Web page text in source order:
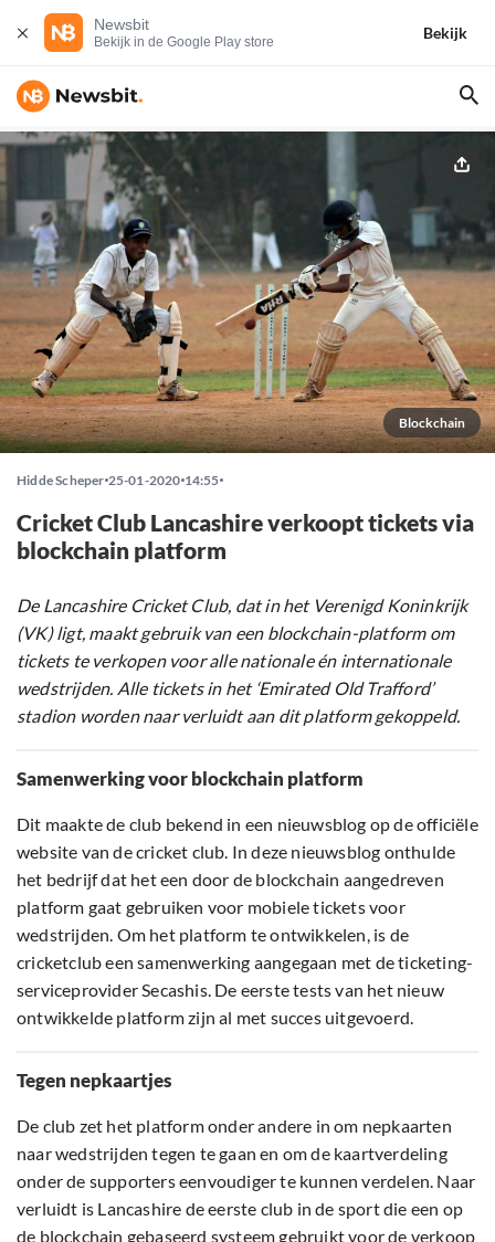
Newsbit
Bekijk in de Google Play store
Bekijk
Blockchain
Hidde Scheper 25-01-2020 14:55
Cricket Club Lancashire verkoopt tickets via
blockchain platform
De Lancashire Cricket Club, dat in het Verenigd Koninkrijk
(VK) ligt, maakt gebruik van een blockchain-platform om
tickets te verkopen voor alle nationale én internationale
wedstrijden. Alle tickets in het ‘Emirated Old Trafford’
stadion worden naar verluidt aan dit platform gekoppeld.
Samenwerking voor blockchain platform
Dit maakte de club bekend in een nieuwsblog op de officiële
website van de cricket club. In deze nieuwsblog onthulde
het bedrijf dat het een door de blockchain aangedreven
platform gaat gebruiken voor mobiele tickets voor
wedstrijden. Om het platform te ontwikkelen, is de
cricketclub een samenwerking aangegaan met de ticketing-
serviceprovider Secashis. De eerste tests van het nieuw
ontwikkelde platform zijn al met succes uitgevoerd.
Tegen nepkaartjes
De club zet het platform onder andere in om nepkaarten
naar wedstrijden tegen te gaan en om de kaartverdeling
onder de supporters eenvoudiger te kunnen verdelen. Naar
verluidt is Lancashire de eerste club in de sport die een op
de blockchain gebaseerd systeem gebruikt voor de verkoop